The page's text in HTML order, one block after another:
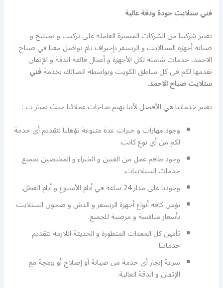
فني ستلايت جودة ودقة عالية
تعتبر شركتنا من الشركات المتميزة العاملة على تركيب و تصليح و
صيانة أجهزة الستالايت و الريسفر بإحتراف تام تواصل معنا في صباح
الاحمد، خدمات شاملة لكل الأجهزة و أعمال فائقة الدقة و الإتقان
نقدمها لكم في كل مناطق الكويت وبواسطة اتصالك بخدمةفني
ستلايت صباح الاحمد.
تعتبر خدماتنا هي الأفضل لأننا نهتم بحاجات عملائنا حيث نمتاز ب :
وجود مهارات و خبرات عدة متنوعة تؤهلنا لتقديم أي خدمة
لكم من أي نوع كانت.
وجود طاقم عمل من الفنين و الخبراء و المختصين بجميع
خدمات الستلايتات.
وجودنا على مدار 24 ساعة في أيام الأسبوع و أيام العطل.
نؤمن كافة أنواع أجهزة الريسفر و الدش و صحون الستلايت
بأسعار منافسة و مرضية للجميع.
تأمين كل المعدات المتطورة و الحديثة اللازمة لتقديم
خدماتنا.
سرعة إنجاز أي خدمة من صيانة أو إصلاح أو برمجة مع
الإتقان و الدقة العالية.